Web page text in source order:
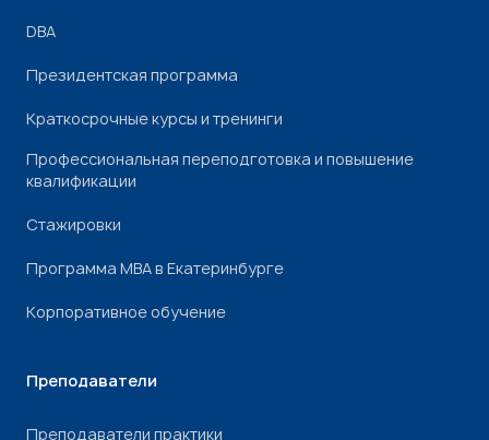
DBA
Президентская программа
Краткосрочные курсы и тренинги
Профессиональная переподготовка и повышение
квалификации
Стажировки
Программа МВА в Екатеринбурге
Корпоративное обучение
Преподаватели
Преподаватели практики